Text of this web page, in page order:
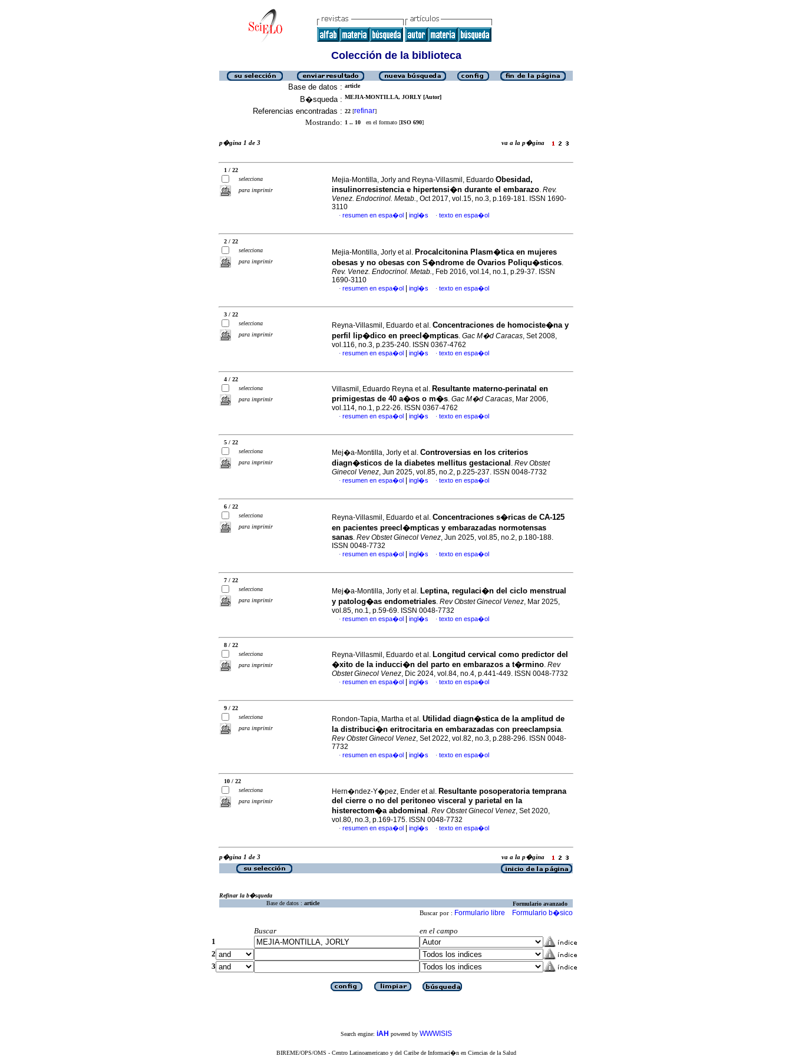
Colección de la biblioteca
Base de datos : article
B�squeda : MEJIA-MONTILLA, JORLY [Autor]
Referencias encontradas : 22 [refinar]
Mostrando: 1 .. 10 en el formato [ISO 690]
p�gina 1 de 3 va a la p�gina
1 / 22
selecciona
para imprimir
Mejia-Montilla, Jorly and Reyna-Villasmil, Eduardo Obesidad,
insulinorresistencia e hipertensi�n durante el embarazo. Rev.
Venez. Endocrinol. Metab., Oct 2017, vol.15, no.3, p.169-181. ISSN 1690-
3110
· resumen en espa�ol ingl�s · texto en espa�ol
2 / 22
selecciona
para imprimir
Mejia-Montilla, Jorly et al. Procalcitonina Plasm�tica en mujeres
obesas y no obesas con S�ndrome de Ovarios Poliqu�sticos.
Rev. Venez. Endocrinol. Metab., Feb 2016, vol.14, no.1, p.29-37. ISSN
1690-3110
· resumen en espa�ol ingl�s · texto en espa�ol
3 / 22
selecciona
para imprimir
Reyna-Villasmil, Eduardo et al. Concentraciones de homociste�na y
perfil lip�dico en preecl�mpticas. Gac M�d Caracas, Set 2008,
vol.116, no.3, p.235-240. ISSN 0367-4762
· resumen en espa�ol ingl�s · texto en espa�ol
4 / 22
selecciona
para imprimir
Villasmil, Eduardo Reyna et al. Resultante materno-perinatal en
primigestas de 40 a�os o m�s. Gac M�d Caracas, Mar 2006,
vol.114, no.1, p.22-26. ISSN 0367-4762
· resumen en espa�ol ingl�s · texto en espa�ol
5 / 22
selecciona
para imprimir
Mej�a-Montilla, Jorly et al. Controversias en los criterios
diagn�sticos de la diabetes mellitus gestacional . Rev Obstet
Ginecol Venez, Jun 2025, vol.85, no.2, p.225-237. ISSN 0048-7732
· resumen en espa�ol ingl�s · texto en espa�ol
6 / 22
selecciona
para imprimir
Reyna-Villasmil, Eduardo et al. Concentraciones s�ricas de CA-125
en pacientes preecl�mpticas y embarazadas normotensas
sanas. Rev Obstet Ginecol Venez, Jun 2025, vol.85, no.2, p.180-188.
ISSN 0048-7732
· resumen en espa�ol ingl�s · texto en espa�ol
7 / 22
selecciona
para imprimir
Mej�a-Montilla, Jorly et al. Leptina, regulaci�n del ciclo menstrual
y patolog�as endometriales. Rev Obstet Ginecol Venez, Mar 2025,
vol.85, no.1, p.59-69. ISSN 0048-7732
· resumen en espa�ol ingl�s · texto en espa�ol
8 / 22
selecciona
para imprimir
Reyna-Villasmil, Eduardo et al. Longitud cervical como predictor del
�xito de la inducci�n del parto en embarazos a t�rmino. Rev
Obstet Ginecol Venez, Dic 2024, vol.84, no.4, p.441-449. ISSN 0048-7732
· resumen en espa�ol ingl�s · texto en espa�ol
9 / 22
selecciona
para imprimir
Rondon-Tapia, Martha et al. Utilidad diagn�stica de la amplitud de
la distribuci�n eritrocitaria en embarazadas con preeclampsia.
Rev Obstet Ginecol Venez, Set 2022, vol.82, no.3, p.288-296. ISSN 0048-
7732
· resumen en espa�ol ingl�s · texto en espa�ol
10 / 22
selecciona
para imprimir
Hern�ndez-Y�pez, Ender et al. Resultante posoperatoria temprana
del cierre o no del peritoneo visceral y parietal en la
histerectom�a abdominal . Rev Obstet Ginecol Venez, Set 2020,
vol.80, no.3, p.169-175. ISSN 0048-7732
· resumen en espa�ol ingl�s · texto en espa�ol
p�gina 1 de 3 va a la p�gina
Refinar la b�squeda
Base de datos : article Formulario avanzado
Buscar por : Formulario libre Formulario b�sico
Buscar
en el campo
1
2
3
Search engine: iAH powered by WWWISIS
BIREME/OPS/OMS - Centro Latinoamericano y del Caribe de Informaci�n en Ciencias de la Salud